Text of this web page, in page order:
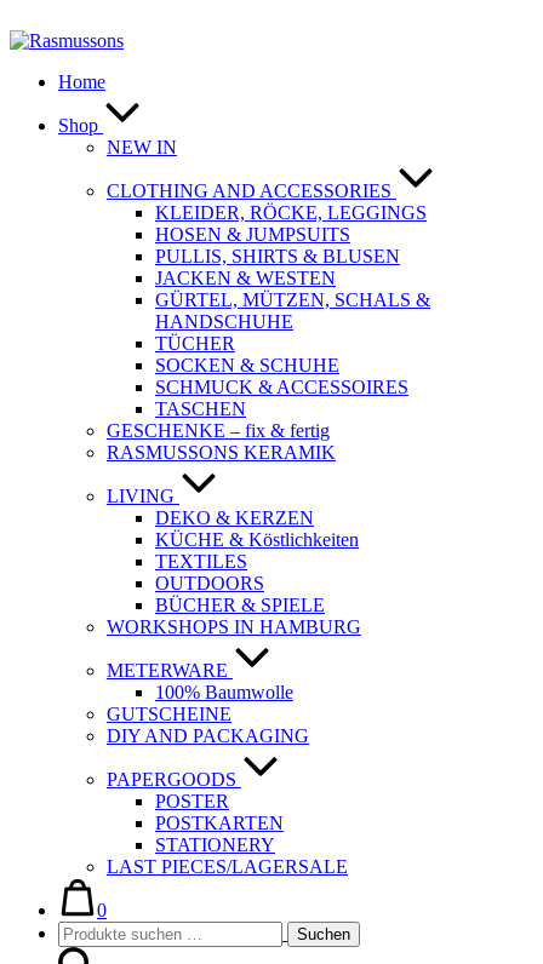
Inhalt
Home
Shop
NEW IN
CLOTHING AND ACCESSORIES
KLEIDER, RÖCKE, LEGGINGS
HOSEN & JUMPSUITS
PULLIS, SHIRTS & BLUSEN
JACKEN & WESTEN
GÜRTEL, MÜTZEN, SCHALS &
HANDSCHUHE
TÜCHER
SOCKEN & SCHUHE
SCHMUCK & ACCESSOIRES
TASCHEN
GESCHENKE – fix & fertig
RASMUSSONS KERAMIK
LIVING
DEKO & KERZEN
KÜCHE & Köstlichkeiten
TEXTILES
OUTDOORS
BÜCHER & SPIELE
WORKSHOPS IN HAMBURG
METERWARE
100% Baumwolle
GUTSCHEINE
DIY AND PACKAGING
PAPERGOODS
POSTER
POSTKARTEN
STATIONERY
LAST PIECES/LAGERSALE
Warenkorb
0im
Warenkorb
Suche-
Schalter
Suchen
nach:
Suchen